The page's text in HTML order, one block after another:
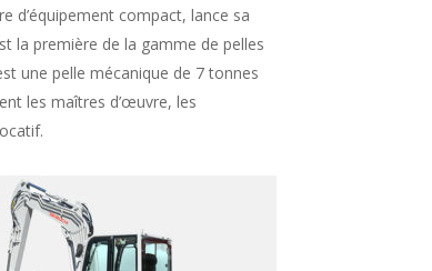
d’équipement compact, lance sa
la première de la gamme de pelles
une pelle mécanique de 7 tonnes
les maîtres d’œuvre, les